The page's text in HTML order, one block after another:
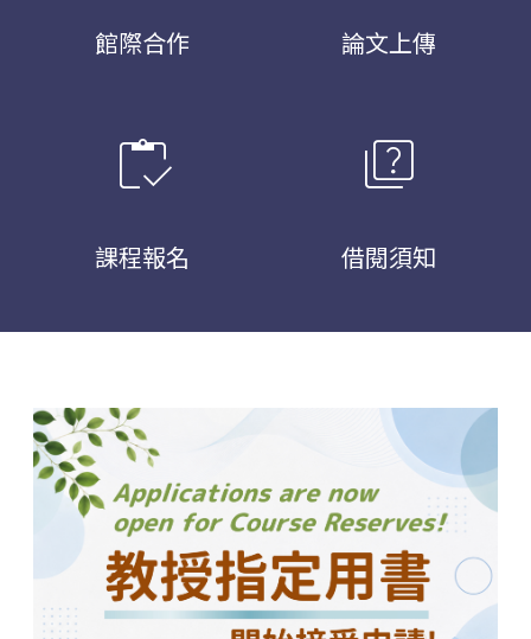
館際合作 論文上傳
inventory
課程報名
quiz
借閱須知